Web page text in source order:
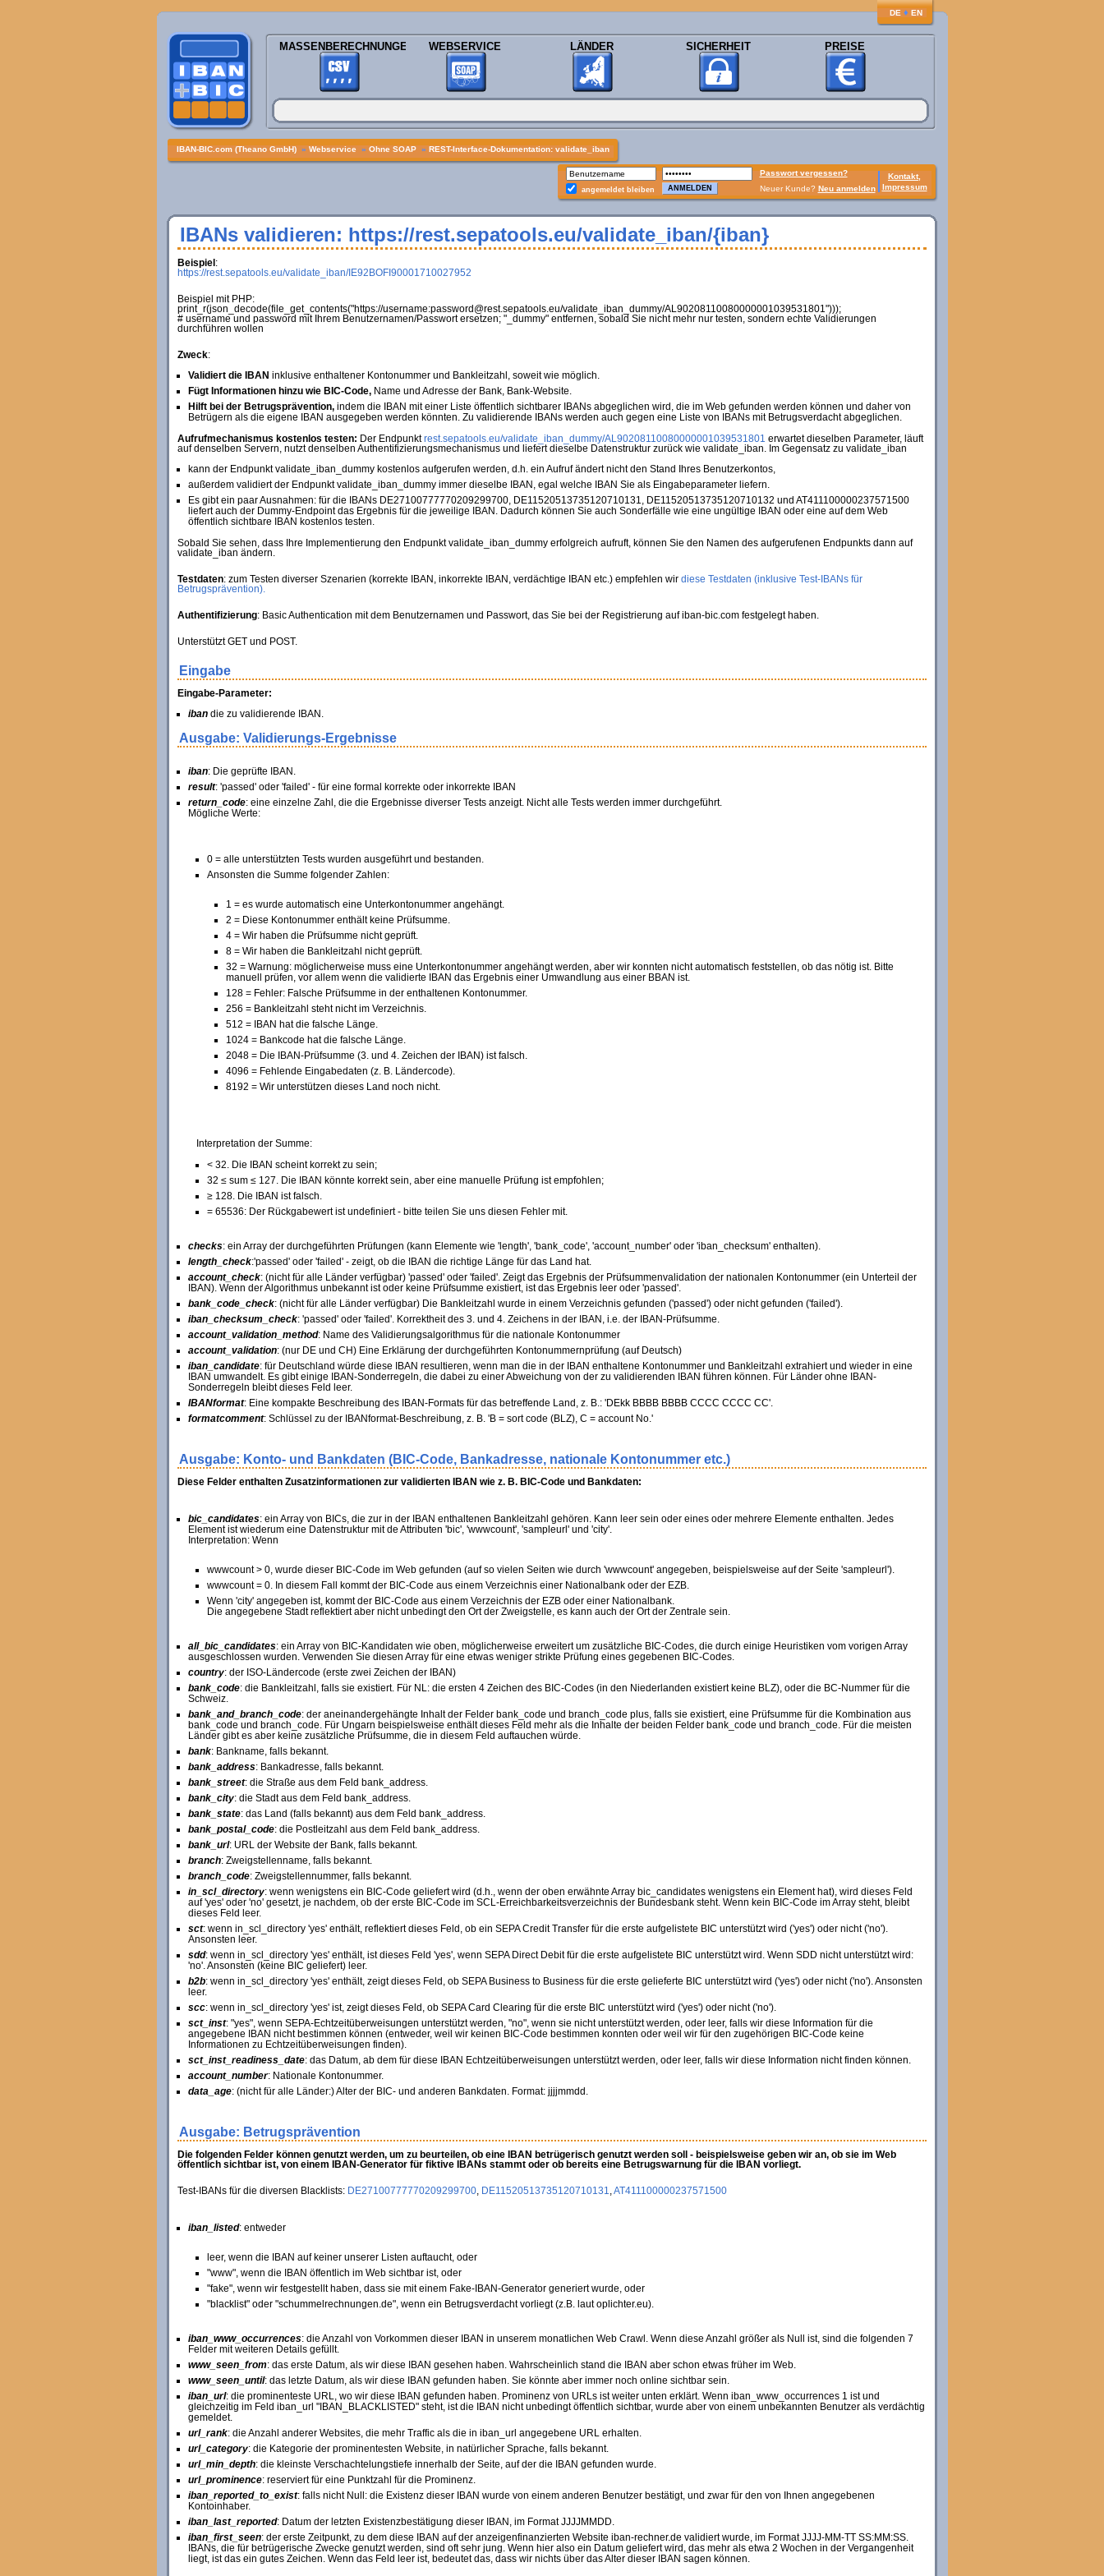
DE ♦ EN
MASSENBERECHNUNGEN WEBSERVICE LÄNDER SICHERHEIT PREISE
IBAN-BIC.com (Theano GmbH) » Webservice » Ohne SOAP » REST-Interface-Dokumentation: validate_iban
Passwort vergessen?
Kontakt,
Impressum
angemeldet bleiben Neuer Kunde? Neu anmelden
IBANs validieren: https://rest.sepatools.eu/validate_iban/{iban}
Beispiel :
https://rest.sepatools.eu/validate_iban/IE92BOFI90001710027952
Beispiel mit PHP:
print_r(json_decode(file_get_contents("https://username:password@rest.sepatools.eu/validate_iban_dummy/AL90208110080000001039531801")));
# username und password mit Ihrem Benutzernamen/Passwort ersetzen; "_dummy" entfernen, sobald Sie nicht mehr nur testen, sondern echte Validierungen
durchführen wollen
Zweck:
Validiert die IBAN inklusive enthaltener Kontonummer und Bankleitzahl, soweit wie möglich.
Fügt Informationen hinzu wie BIC-Code,Name und Adresse der Bank, Bank-Website.
Hilft bei der Betrugsprävention,indem die IBAN mit einer Liste öffentlich sichtbarer IBANs abgeglichen wird, die im Web gefunden werden können und daher von
Betrügern als die eigene IBAN ausgegeben werden könnten. Zu validierende IBANs werden auch gegen eine Liste von IBANs mit Betrugsverdacht abgeglichen.
Aufrufmechanismus kostenlos testen: Der Endpunktrest.sepatools.eu/validate_iban_dummy/AL90208110080000001039531801 erwartet dieselben Parameter, läuft
auf denselben Servern, nutzt denselben Authentifizierungsmechanismus und liefert dieselbe Datenstruktur zurück wie validate_iban. Im Gegensatz zu validate_iban
kann der Endpunkt validate_iban_dummy kostenlos aufgerufen werden, d.h. ein Aufruf ändert nicht den Stand Ihres Benutzerkontos,
außerdem validiert der Endpunkt validate_iban_dummy immer dieselbe IBAN, egal welche IBAN Sie als Eingabeparameter liefern.
Es gibt ein paar Ausnahmen: für die IBANs DE27100777770209299700, DE11520513735120710131, DE11520513735120710132 und AT411100000237571500
liefert auch der Dummy-Endpoint das Ergebnis für die jeweilige IBAN. Dadurch können Sie auch Sonderfälle wie eine ungültige IBAN oder eine auf dem Web
öffentlich sichtbare IBAN kostenlos testen.
Sobald Sie sehen, dass Ihre Implementierung den Endpunkt validate_iban_dummy erfolgreich aufruft, können Sie den Namen des aufgerufenen Endpunkts dann auf
validate_iban ändern.
Testdaten: zum Testen diverser Szenarien (korrekte IBAN, inkorrekte IBAN, verdächtige IBAN etc.) empfehlen wir diese Testdaten (inklusive Test-IBANs für
Betrugsprävention).
Authentifizierung: Basic Authentication mit dem Benutzernamen und Passwort, das Sie bei der Registrierung auf iban-bic.com festgelegt haben.
Unterstützt GET und POST.
Eingabe
Eingabe-Parameter:
ibandie zu validierende IBAN.
Ausgabe: Validierungs-Ergebnisse
iban: Die geprüfte IBAN.
result: 'passed' oder 'failed' - für eine formal korrekte oder inkorrekte IBAN
return_code: eine einzelne Zahl, die die Ergebnisse diverser Tests anzeigt. Nicht alle Tests werden immer durchgeführt.
Mögliche Werte:
0 = alle unterstützten Tests wurden ausgeführt und bestanden.
Ansonsten die Summe folgender Zahlen:
1 = es wurde automatisch eine Unterkontonummer angehängt.
2 = Diese Kontonummer enthält keine Prüfsumme.
4 = Wir haben die Prüfsumme nicht geprüft.
8 = Wir haben die Bankleitzahl nicht geprüft.
32 = Warnung: möglicherweise muss eine Unterkontonummer angehängt werden, aber wir konnten nicht automatisch feststellen, ob das nötig ist. Bitte
manuell prüfen, vor allem wenn die validierte IBAN das Ergebnis einer Umwandlung aus einer BBAN ist.
128 = Fehler: Falsche Prüfsumme in der enthaltenen Kontonummer.
256 = Bankleitzahl steht nicht im Verzeichnis.
512 = IBAN hat die falsche Länge.
1024 = Bankcode hat die falsche Länge.
2048 = Die IBAN-Prüfsumme (3. und 4. Zeichen der IBAN) ist falsch.
4096 = Fehlende Eingabedaten (z. B. Ländercode).
8192 = Wir unterstützen dieses Land noch nicht.
Interpretation der Summe:
< 32. Die IBAN scheint korrekt zu sein;
32 ≤ sum ≤ 127. Die IBAN könnte korrekt sein, aber eine manuelle Prüfung ist empfohlen;
≥ 128. Die IBAN ist falsch.
= 65536: Der Rückgabewert ist undefiniert - bitte teilen Sie uns diesen Fehler mit.
checks: ein Array der durchgeführten Prüfungen (kann Elemente wie 'length', 'bank_code', 'account_number' oder 'iban_checksum' enthalten).
length_check:'passed' oder 'failed' - zeigt, ob die IBAN die richtige Länge für das Land hat.
account_check: (nicht für alle Länder verfügbar) 'passed' oder 'failed'. Zeigt das Ergebnis der Prüfsummenvalidation der nationalen Kontonummer (ein Unterteil der
IBAN). Wenn der Algorithmus unbekannt ist oder keine Prüfsumme existiert, ist das Ergebnis leer oder 'passed'.
bank_code_check: (nicht für alle Länder verfügbar) Die Bankleitzahl wurde in einem Verzeichnis gefunden ('passed') oder nicht gefunden ('failed').
iban_checksum_check: 'passed' oder 'failed'. Korrektheit des 3. und 4. Zeichens in der IBAN, i.e. der IBAN-Prüfsumme.
account_validation_method: Name des Validierungsalgorithmus für die nationale Kontonummer
account_validation: (nur DE und CH) Eine Erklärung der durchgeführten Kontonummernprüfung (auf Deutsch)
iban_candidate: für Deutschland würde diese IBAN resultieren, wenn man die in der IBAN enthaltene Kontonummer und Bankleitzahl extrahiert und wieder in eine
IBAN umwandelt. Es gibt einige IBAN-Sonderregeln, die dabei zu einer Abweichung von der zu validierenden IBAN führen können. Für Länder ohne IBAN-
Sonderregeln bleibt dieses Feld leer.
IBANformat: Eine kompakte Beschreibung des IBAN-Formats für das betreffende Land, z. B.: 'DEkk BBBB BBBB CCCC CCCC CC'.
formatcomment: Schlüssel zu der IBANformat-Beschreibung, z. B. 'B = sort code (BLZ), C = account No.'
Ausgabe: Konto- und Bankdaten (BIC-Code, Bankadresse, nationale Kontonummer etc.)
Diese Felder enthalten Zusatzinformationen zur validierten IBAN wie z. B. BIC-Code und Bankdaten:
bic_candidates: ein Array von BICs, die zur in der IBAN enthaltenen Bankleitzahl gehören. Kann leer sein oder eines oder mehrere Elemente enthalten. Jedes
Element ist wiederum eine Datenstruktur mit de Attributen 'bic', 'wwwcount', 'sampleurl' und 'city'.
Interpretation: Wenn
wwwcount > 0, wurde dieser BIC-Code im Web gefunden (auf so vielen Seiten wie durch 'wwwcount' angegeben, beispielsweise auf der Seite 'sampleurl').
wwwcount = 0. In diesem Fall kommt der BIC-Code aus einem Verzeichnis einer Nationalbank oder der EZB.
Wenn 'city' angegeben ist, kommt der BIC-Code aus einem Verzeichnis der EZB oder einer Nationalbank.
Die angegebene Stadt reflektiert aber nicht unbedingt den Ort der Zweigstelle, es kann auch der Ort der Zentrale sein.
all_bic_candidates: ein Array von BIC-Kandidaten wie oben, möglicherweise erweitert um zusätzliche BIC-Codes, die durch einige Heuristiken vom vorigen Array
ausgeschlossen wurden. Verwenden Sie diesen Array für eine etwas weniger strikte Prüfung eines gegebenen BIC-Codes.
country: der ISO-Ländercode (erste zwei Zeichen der IBAN)
bank_code: die Bankleitzahl, falls sie existiert. Für NL: die ersten 4 Zeichen des BIC-Codes (in den Niederlanden existiert keine BLZ), oder die BC-Nummer für die
Schweiz.
bank_and_branch_code: der aneinandergehängte Inhalt der Felder bank_code und branch_code plus, falls sie existiert, eine Prüfsumme für die Kombination aus
bank_code und branch_code. Für Ungarn beispielsweise enthält dieses Feld mehr als die Inhalte der beiden Felder bank_code und branch_code. Für die meisten
Länder gibt es aber keine zusätzliche Prüfsumme, die in diesem Feld auftauchen würde.
bank: Bankname, falls bekannt.
bank_address: Bankadresse, falls bekannt.
bank_street: die Straße aus dem Feld bank_address.
bank_city: die Stadt aus dem Feld bank_address.
bank_state: das Land (falls bekannt) aus dem Feld bank_address.
bank_postal_code: die Postleitzahl aus dem Feld bank_address.
bank_url: URL der Website der Bank, falls bekannt.
branch: Zweigstellenname, falls bekannt.
branch_code: Zweigstellennummer, falls bekannt.
in_scl_directory: wenn wenigstens ein BIC-Code geliefert wird (d.h., wenn der oben erwähnte Array bic_candidates wenigstens ein Element hat), wird dieses Feld
auf 'yes' oder 'no' gesetzt, je nachdem, ob der erste BIC-Code im SCL-Erreichbarkeitsverzeichnis der Bundesbank steht. Wenn kein BIC-Code im Array steht, bleibt
dieses Feld leer.
sct: wenn in_scl_directory 'yes' enthält, reflektiert dieses Feld, ob ein SEPA Credit Transfer für die erste aufgelistete BIC unterstützt wird ('yes') oder nicht ('no').
Ansonsten leer.
sdd: wenn in_scl_directory 'yes' enthält, ist dieses Feld 'yes', wenn SEPA Direct Debit für die erste aufgelistete BIC unterstützt wird. Wenn SDD nicht unterstützt wird:
'no'. Ansonsten (keine BIC geliefert) leer.
b2b: wenn in_scl_directory 'yes' enthält, zeigt dieses Feld, ob SEPA Business to Business für die erste gelieferte BIC unterstützt wird ('yes') oder nicht ('no'). Ansonsten
leer.
scc: wenn in_scl_directory 'yes' ist, zeigt dieses Feld, ob SEPA Card Clearing für die erste BIC unterstützt wird ('yes') oder nicht ('no').
sct_inst: "yes", wenn SEPA-Echtzeitüberweisungen unterstützt werden, "no", wenn sie nicht unterstützt werden, oder leer, falls wir diese Information für die
angegebene IBAN nicht bestimmen können (entweder, weil wir keinen BIC-Code bestimmen konnten oder weil wir für den zugehörigen BIC-Code keine
Informationen zu Echtzeitüberweisungen finden).
sct_inst_readiness_date: das Datum, ab dem für diese IBAN Echtzeitüberweisungen unterstützt werden, oder leer, falls wir diese Information nicht finden können.
account_number: Nationale Kontonummer.
data_age: (nicht für alle Länder:) Alter der BIC- und anderen Bankdaten. Format: jjjjmmdd.
Ausgabe: Betrugsprävention
Die folgenden Felder können genutzt werden, um zu beurteilen, ob eine IBAN betrügerisch genutzt werden soll - beispielsweise geben wir an, ob sie im Web
öffentlich sichtbar ist, von einem IBAN-Generator für fiktive IBANs stammt oder ob bereits eine Betrugswarnung für die IBAN vorliegt.
Test-IBANs für die diversen Blacklists: DE27100777770209299700, DE11520513735120710131,AT411100000237571500
iban_listed: entweder
leer, wenn die IBAN auf keiner unserer Listen auftaucht, oder
"www", wenn die IBAN öffentlich im Web sichtbar ist, oder
"fake", wenn wir festgestellt haben, dass sie mit einem Fake-IBAN-Generator generiert wurde, oder
"blacklist" oder "schummelrechnungen.de", wenn ein Betrugsverdacht vorliegt (z.B. laut oplichter.eu).
iban_www_occurrences: die Anzahl von Vorkommen dieser IBAN in unserem monatlichen Web Crawl. Wenn diese Anzahl größer als Null ist, sind die folgenden 7
Felder mit weiteren Details gefüllt.
www_seen_from: das erste Datum, als wir diese IBAN gesehen haben. Wahrscheinlich stand die IBAN aber schon etwas früher im Web.
www_seen_until: das letzte Datum, als wir diese IBAN gefunden haben. Sie könnte aber immer noch online sichtbar sein.
iban_url: die prominenteste URL, wo wir diese IBAN gefunden haben. Prominenz von URLs ist weiter unten erklärt. Wenn iban_www_occurrences 1 ist und
gleichzeitig im Feld iban_url "IBAN_BLACKLISTED" steht, ist die IBAN nicht unbedingt öffentlich sichtbar, wurde aber von einem unbekannten Benutzer als verdächtig
gemeldet.
url_rank: die Anzahl anderer Websites, die mehr Traffic als die in iban_url angegebene URL erhalten.
url_category: die Kategorie der prominentesten Website, in natürlicher Sprache, falls bekannt.
url_min_depth: die kleinste Verschachtelungstiefe innerhalb der Seite, auf der die IBAN gefunden wurde.
url_prominence: reserviert für eine Punktzahl für die Prominenz.
iban_reported_to_exist: falls nicht Null: die Existenz dieser IBAN wurde von einem anderen Benutzer bestätigt, und zwar für den von Ihnen angegebenen
Kontoinhaber.
iban_last_reported: Datum der letzten Existenzbestätigung dieser IBAN, im Format JJJJMMDD.
iban_first_seen: der erste Zeitpunkt, zu dem diese IBAN auf der anzeigenfinanzierten Website iban-rechner.de validiert wurde, im Format JJJJ-MM-TT SS:MM:SS.
IBANs, die für betrügerische Zwecke genutzt werden, sind oft sehr jung. Wenn hier also ein Datum geliefert wird, das mehr als etwa 2 Wochen in der Vergangenheit
liegt, ist das ein gutes Zeichen. Wenn das Feld leer ist, bedeutet das, dass wir nichts über das Alter dieser IBAN sagen können.